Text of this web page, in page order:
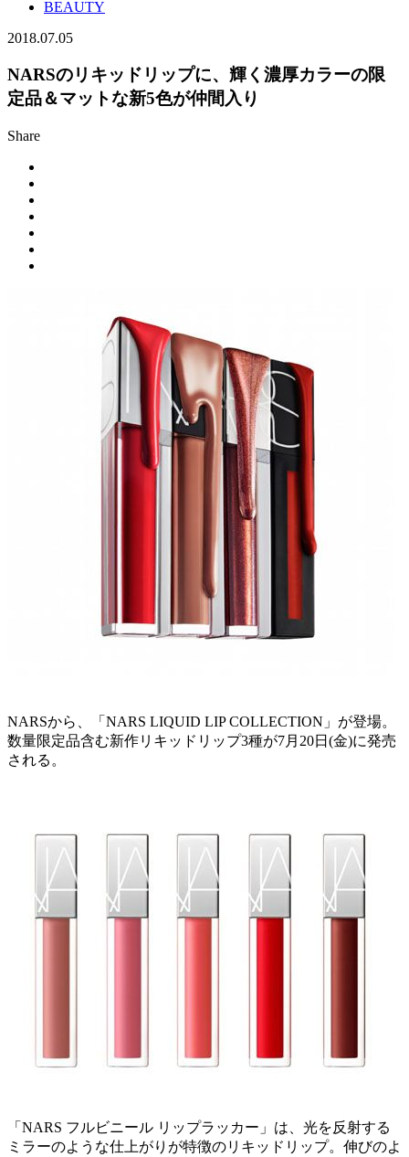
BEAUTY
2018.07.05
NARSのリキッドリップに、輝く濃厚カラーの限
定品＆マットな新5色が仲間入り
Share
NARSから、「NARS LIQUID LIP COLLECTION」が登場。
数量限定品含む新作リキッドリップ3種が7月20日(金)に発売
される。
「NARS フルビニール リップラッカー」は、光を反射する
ミラーのような仕上がりが特徴のリキッドリップ。伸びのよ